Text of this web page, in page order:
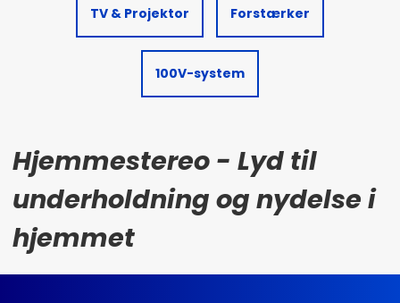
TV & Projektor Forstærker
100V-system
Hjemmestereo - Lyd til
underholdning og nydelse i
hjemmet